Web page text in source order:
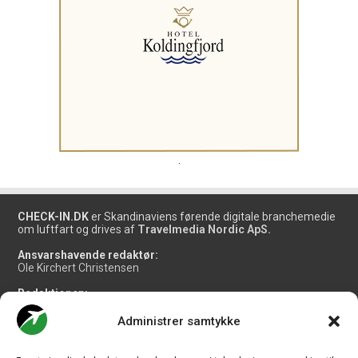
Administrer samtykke
CHECK-IN.DK er Skandinaviens førende digitale branchemedie
om luftfart og drives af Travelmedia Nordic ApS.
Ansvarshavende redaktør:
Ole Kirchert Christensen
Redaktionen:
Christian Granhøj Skouboe
Henrik Baumgarten
Danny Longhi Andreasen